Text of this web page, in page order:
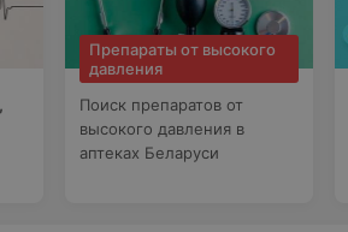
Препараты от высокого
давления
Поиск препаратов от
высокого давления в
аптеках Беларуси